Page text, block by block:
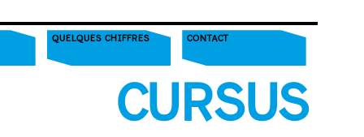
QUELQUES CHIFFRES CONTACT
CURSUS